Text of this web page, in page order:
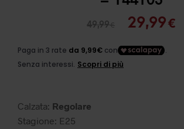
49,99€
Il
originale
29,99€
Calzata: Regolare
Stagione: E25